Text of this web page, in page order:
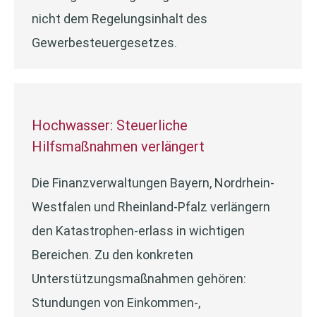
nicht dem Regelungsinhalt des
Gewerbesteuergesetzes.
Hochwasser: Steuerliche
Hilfsmaßnahmen verlängert
Die Finanzverwaltungen Bayern, Nordrhein-
Westfalen und Rheinland-Pfalz verlängern
den Katastrophen-erlass in wichtigen
Bereichen. Zu den konkreten
Unterstützungsmaßnahmen gehören:
Stundungen von Einkommen-,